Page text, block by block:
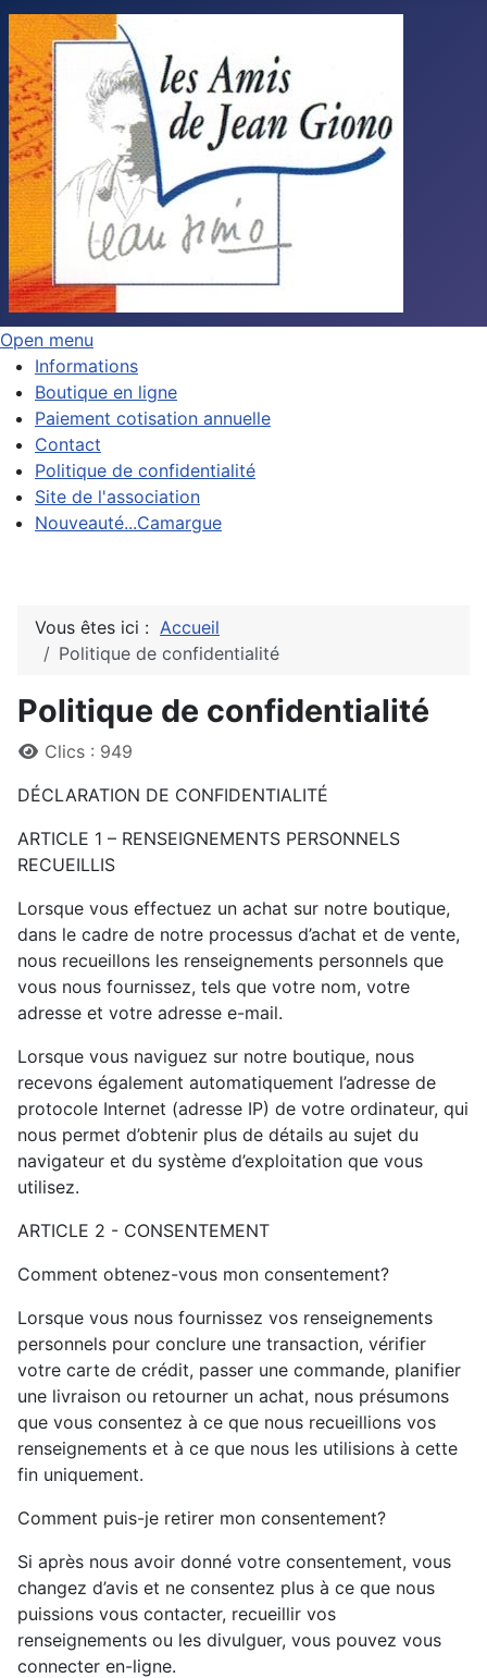
Open menu
Informations
Boutique en ligne
Paiement cotisation annuelle
Contact
Politique de confidentialité
Site de l'association
Nouveauté...Camargue
Vous êtes ici : Accueil
Politique de confidentialité
Politique de confidentialité
DétailsClics : 949
DÉCLARATION DE CONFIDENTIALITÉ
ARTICLE 1 – RENSEIGNEMENTS PERSONNELS
RECUEILLIS
Lorsque vous effectuez un achat sur notre boutique,
dans le cadre de notre processus d’achat et de vente,
nous recueillons les renseignements personnels que
vous nous fournissez, tels que votre nom, votre
adresse et votre adresse e-mail.
Lorsque vous naviguez sur notre boutique, nous
recevons également automatiquement l’adresse de
protocole Internet (adresse IP) de votre ordinateur, qui
nous permet d’obtenir plus de détails au sujet du
navigateur et du système d’exploitation que vous
utilisez.
ARTICLE 2 - CONSENTEMENT
Comment obtenez-vous mon consentement?
Lorsque vous nous fournissez vos renseignements
personnels pour conclure une transaction, vérifier
votre carte de crédit, passer une commande, planifier
une livraison ou retourner un achat, nous présumons
que vous consentez à ce que nous recueillions vos
renseignements et à ce que nous les utilisions à cette
fin uniquement.
Comment puis-je retirer mon consentement?
Si après nous avoir donné votre consentement, vous
changez d’avis et ne consentez plus à ce que nous
puissions vous contacter, recueillir vos
renseignements ou les divulguer, vous pouvez vous
connecter en-ligne.